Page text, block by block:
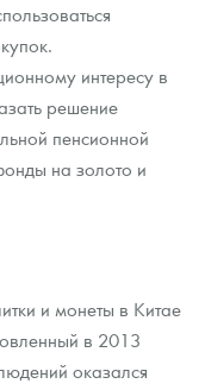
интересу в
решение
пенсионной
на золото и
и монеты в Китае
в 2013
оказался